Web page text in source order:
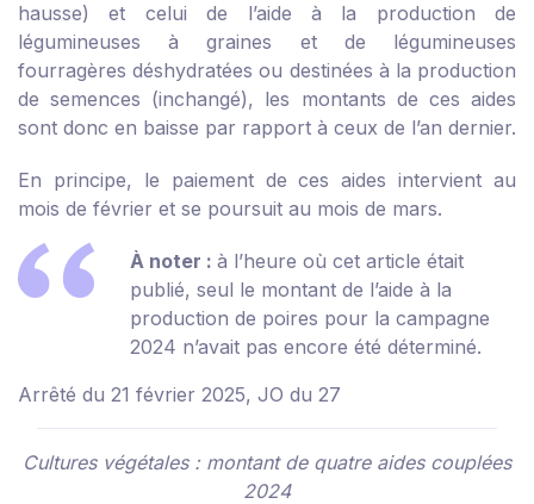
hausse) et celui de l’aide à la production de
légumineuses à graines et de légumineuses
fourragères déshydratées ou destinées à la production
de semences (inchangé), les montants de ces aides
sont donc en baisse par rapport à ceux de l’an dernier.
En principe, le paiement de ces aides intervient au
mois de février et se poursuit au mois de mars.
À noter : à l’heure où cet article était
publié, seul le montant de l’aide à la
production de poires pour la campagne
2024 n’avait pas encore été déterminé.
Arrêté du 21 février 2025, JO du 27
Cultures végétales : montant de quatre aides couplées
2024